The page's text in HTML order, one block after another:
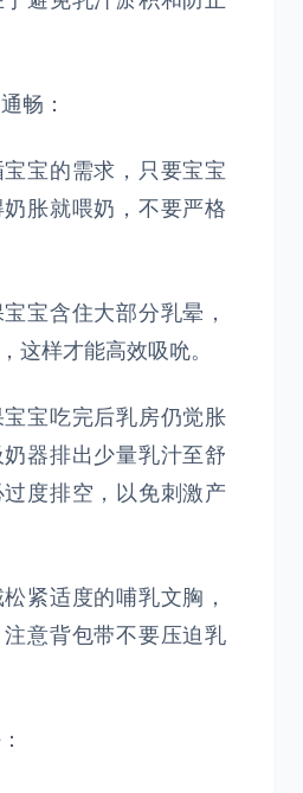
畅：
宝的需求，只要宝宝
胀就喂奶，不要严格
宝含住大部分乳晕，
这样才能高效吸吮。
宝吃完后乳房仍觉胀
器排出少量乳汁至舒
度排空，以免刺激产
紧适度的哺乳文胸，
意背包带不要压迫乳